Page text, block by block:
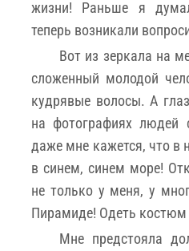
жизни! Раньше я
теперь возникали
Вот из зеркала на
сложенный молодой
кудрявые волосы. А
на фотографиях людей
даже мне кажется, что в
в синем, синем море!
не только у меня, у
Пирамиде! Одеть костюм
Мне предстояла